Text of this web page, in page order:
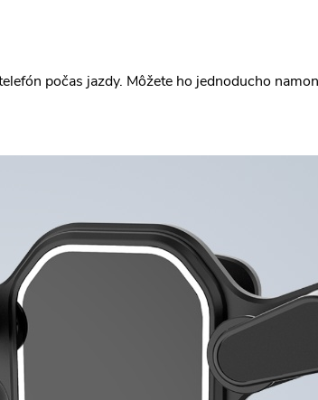
počas jazdy. Môžete ho jednoducho